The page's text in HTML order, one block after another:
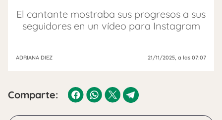
El cantante mostraba sus progresos a sus
seguidores en un vídeo para Instagram
ADRIANA DIEZ 21/11/2025, a las 07:07
Comparte: